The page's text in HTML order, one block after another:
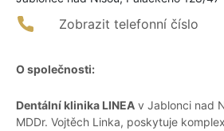
Zobrazit telefonní číslo
O společnosti:
Dentální klinika LINEA v Jablonci nad
MDDr. Vojtěch Linka, poskytuje